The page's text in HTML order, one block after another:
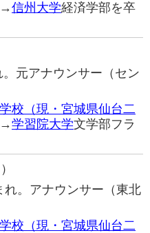
→信州大学経済学部を卒
元アナウンサー（セン
校（現・宮城県仙台二
→学習院大学文学部フラ
れ。アナウンサー（東北
校（現・宮城県仙台二